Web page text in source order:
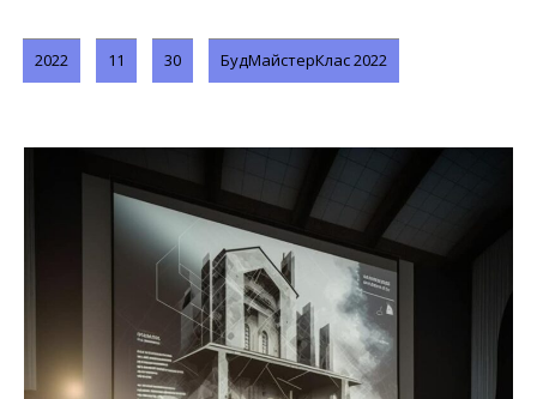
2022 11 30 БудМайстерКлас 2022